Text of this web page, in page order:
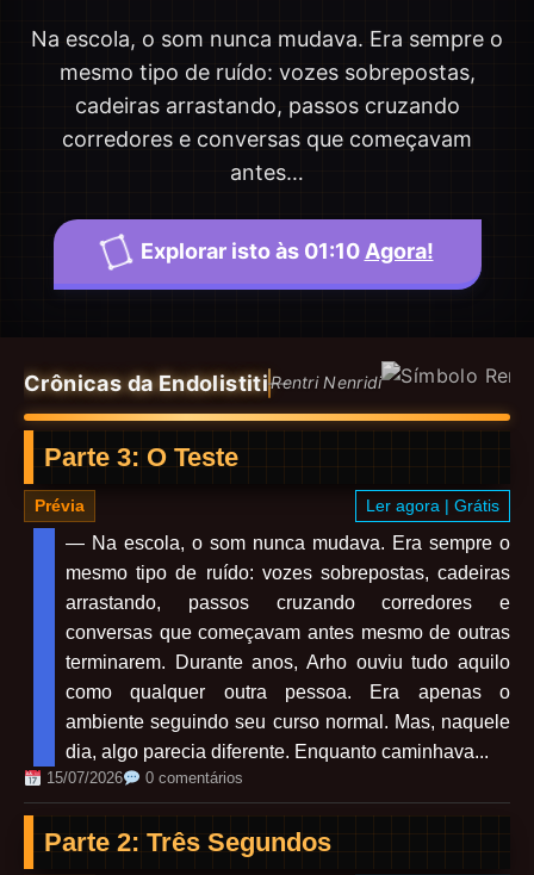
Na escola, o som nunca mudava. Era sempre o
mesmo tipo de ruído: vozes sobrepostas,
cadeiras arrastando, passos cruzando
corredores e conversas que começavam
antes…
۝ Explorar isto às 01:10Agora!
Crônicas da Endolistiti—
Rentri Nenridi
Parte 3: O Teste
Prévia Ler agora | Grátis
— Na escola, o som nunca mudava. Era sempre o
mesmo tipo de ruído: vozes sobrepostas, cadeiras
arrastando, passos cruzando corredores e
conversas que começavam antes mesmo de outras
terminarem. Durante anos, Arho ouviu tudo aquilo
como qualquer outra pessoa. Era apenas o
ambiente seguindo seu curso normal. Mas, naquele
dia, algo parecia diferente. Enquanto caminhava...
15/07/2026 0 comentários
Parte 2: Três Segundos